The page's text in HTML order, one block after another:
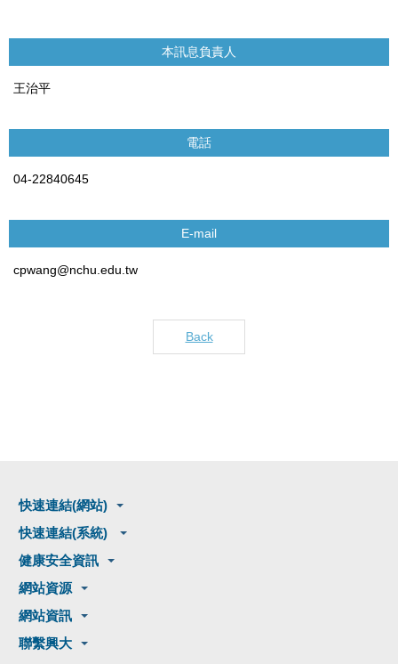
本訊息負責人
王治平
電話
04-22840645
E-mail
cpwang@nchu.edu.tw
Back
快速連結(網站)
快速連結(系統)
健康安全資訊
網站資源
網站資訊
聯繫興大